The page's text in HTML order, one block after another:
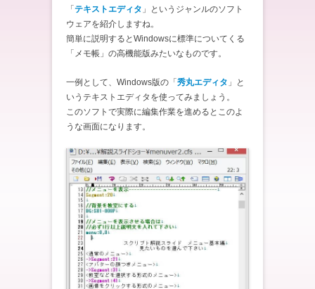
「テキストエディタ 」というジャンルのソフト
ウェアを紹介しますね。
簡単に説明するとWindowsに標準についてくる
「メモ帳」の高機能版みたいなものです。
一例として、Windows版の「秀丸エディタ 」と
いうテキストエディタを使ってみましょう。
このソフトで実際に編集作業を進めるとこのよ
うな画面になります。